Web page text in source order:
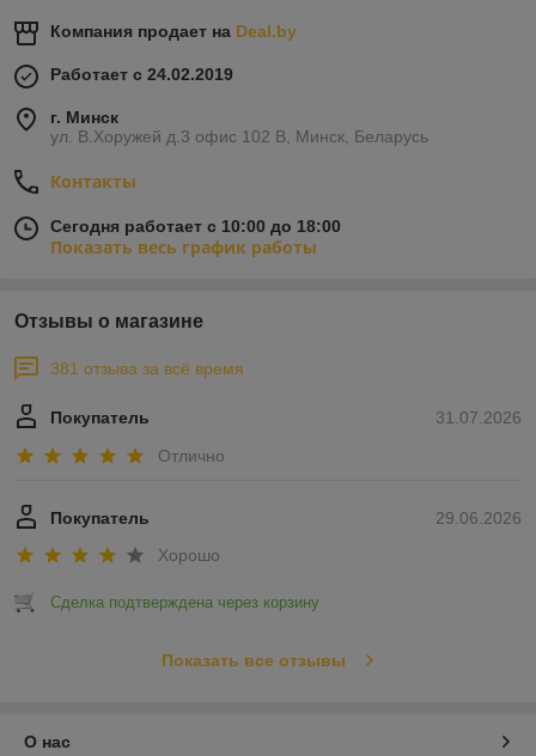
Компания продает на Deal.by
Работает с 24.02.2019
г. Минск
ул. В.Хоружей д.3 офис 102 В, Минск, Беларусь
Контакты
Сегодня работает с 10:00 до 18:00
Показать весь график работы
Отзывы о магазине
381 отзыва за всё время
31.07.2026
Покупатель
Отлично
29.06.2026
Покупатель
Хорошо
Сделка подтверждена через корзину
Показать все отзывы
О нас